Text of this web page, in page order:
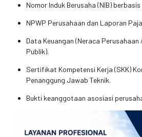
Nomor Induk Berusaha (NIB)
NPWP Perusahaan dan Laporan
Data Keuangan (Neraca
Publik).
Sertifikat Kompetensi Kerja (SKK)
Penanggung Jawab Teknik.
Bukti keanggotaan asosiasi